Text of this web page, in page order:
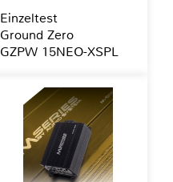
Einzeltest
Ground Zero
GZPW 15NEO-XSPL